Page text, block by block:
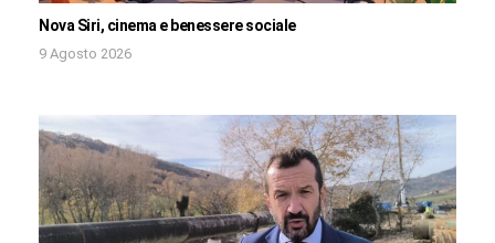
Nova Siri, cinema e benessere sociale
9 Agosto 2026